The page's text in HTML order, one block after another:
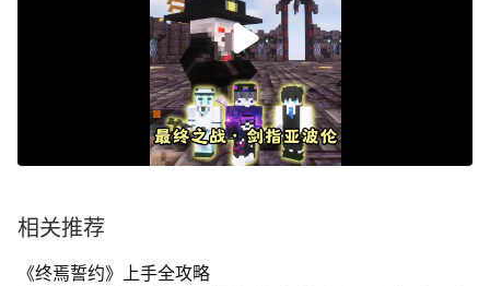
相关推荐
《终焉誓约》上手全攻略